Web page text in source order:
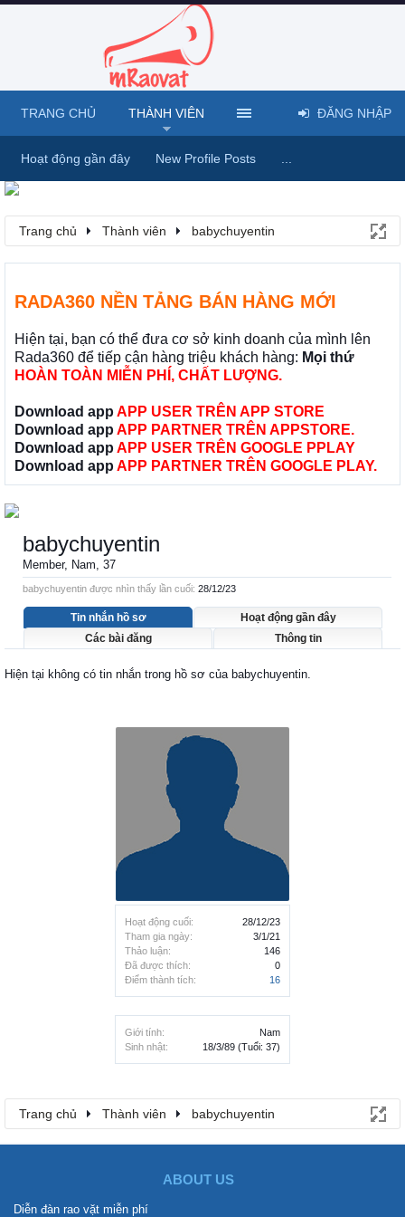
Trang chủ Thành viên babychuyentin
RADA360 NỀN TẢNG BÁN HÀNG MỚI
Hiện tại, bạn có thể đưa cơ sở kinh doanh của mình lên
Rada360 để tiếp cận hàng triệu khách hàng: Mọi thứ
HOÀN TOÀN MIỄN PHÍ, CHẤT LƯỢNG.
Download app APP USER TRÊN APP STORE
Download app APP PARTNER TRÊN APPSTORE.
Download app APP USER TRÊN GOOGLE PPLAY
Download app APP PARTNER TRÊN GOOGLE PLAY.
Hoạt động cuối:
28/12/23
Tham gia ngày:
3/1/21
Thảo luận:
146
Đã được thích:
0
Điểm thành tích:
16
Giới tính:
Nam
Sinh nhật:
18/3/89 (Tuổi: 37)
babychuyentin
Member, Nam, 37
babychuyentin được nhìn thấy lần cuối: 28/12/23
Tin nhắn hồ sơ
Hoạt động gần đây
Các bài đăng
Thông tin
Hiện tại không có tin nhắn trong hồ sơ của babychuyentin.
Trang chủ Thành viên babychuyentin
TRANG CHỦ THÀNH VIÊN
Hoạt động gần đây New Profile Posts
ĐĂNG NHẬP
ABOUT US
Diễn đàn rao vặt miễn phí